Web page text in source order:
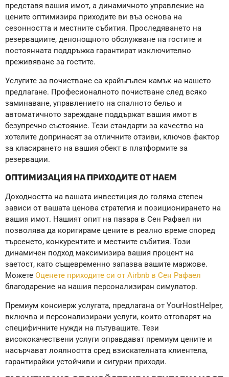
представя вашия имот, а динамичното управление на
цените оптимизира приходите ви въз основа на
сезонността и местните събития. Проследяването на
резервациите, денонощното обслужване на гостите и
постоянната поддръжка гарантират изключително
преживяване за гостите.
Услугите за почистване са крайъгълен камък на нашето
предлагане. Професионалното почистване след всяко
заминаване, управлението на спалното бельо и
автоматичното зареждане поддържат вашия имот в
безупречно състояние. Тези стандарти за качество на
хотелите допринасят за отличните отзиви, ключов фактор
за класирането на вашия обект в платформите за
резервации.
ОПТИМИЗАЦИЯ НА ПРИХОДИТЕ ОТ НАЕМ
Доходността на вашата инвестиция до голяма степен
зависи от вашата ценова стратегия и позиционирането на
вашия имот. Нашият опит на пазара в Сен Рафаел ни
позволява да коригираме цените в реално време според
търсенето, конкурентите и местните събития. Този
динамичен подход максимизира вашия процент на
заетост, като същевременно запазва вашите маржове.
Можете Оценете приходите си от Airbnb в Сен Рафаел
благодарение на нашия персонализиран симулатор.
Премиум консиерж услугата, предлагана от YourHostHelper,
включва и персонализирани услуги, които отговарят на
специфичните нужди на пътуващите. Тези
висококачествени услуги оправдават премиум цените и
насърчават лоялността сред взискателната клиентела,
гарантирайки устойчиви и сигурни приходи.